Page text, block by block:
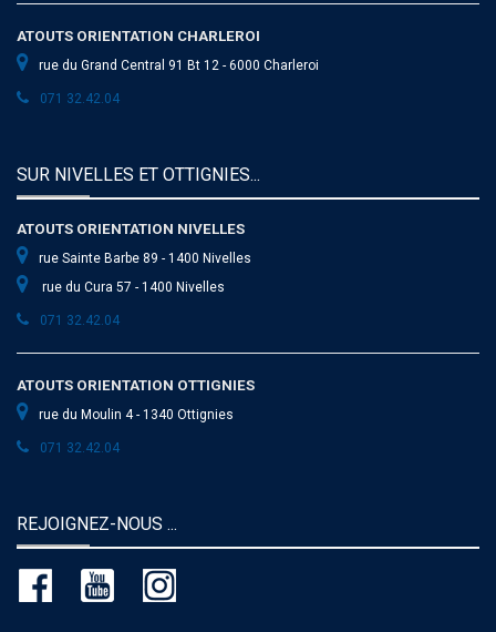
ATOUTS ORIENTATION CHARLEROI
rue du Grand Central 91 Bt 12 - 6000 Charleroi
071 32.42.04
SUR NIVELLES ET OTTIGNIES...
ATOUTS ORIENTATION NIVELLES
rue Sainte Barbe 89 - 1400 Nivelles
rue du Cura 57 - 1400 Nivelles
071 32.42.04
ATOUTS ORIENTATION OTTIGNIES
rue du Moulin 4 - 1340 Ottignies
071 32.42.04
REJOIGNEZ-NOUS ...